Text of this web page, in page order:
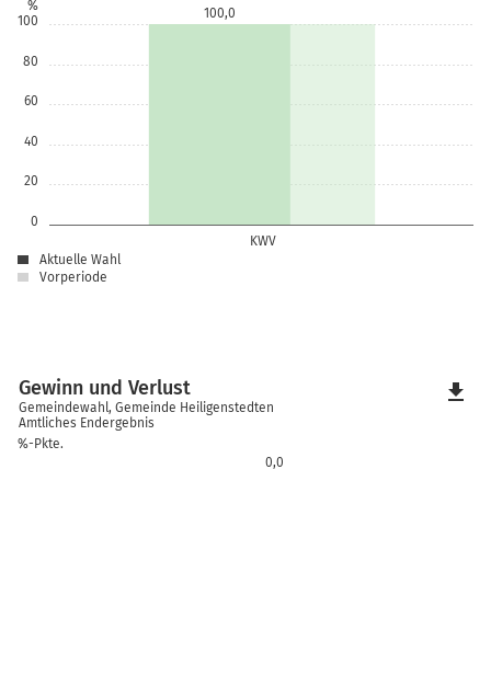
0
20
40
60
80
100
%
KWV
100,0
Aktuelle Wahl
Vorperiode
%-Pkte.
0,0
Gewinn und Verlust
Gemeindewahl, Gemeinde Heiligenstedten
Amtliches Endergebnis
file_download